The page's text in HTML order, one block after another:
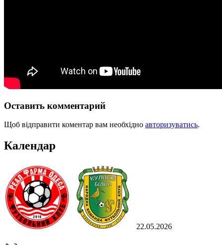
Оставить комментарий
Щоб відправити коментар вам необхідно авторизуватись.
Календар
22.05.2026